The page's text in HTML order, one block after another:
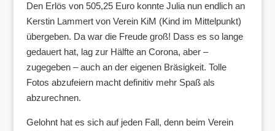
Den Erlös von 505,25 Euro konnte Julia nun endlich an
Kerstin Lammert von Verein KiM (Kind im Mittelpunkt)
übergeben. Da war die Freude groß! Dass es so lange
gedauert hat, lag zur Hälfte an Corona, aber –
zugegeben – auch an der eigenen Bräsigkeit. Tolle
Fotos abzufeiern macht definitiv mehr Spaß als
abzurechnen.
Gelohnt hat es sich auf jeden Fall, denn beim Verein